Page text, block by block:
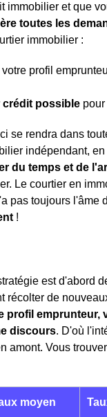
immobilier et que
toutes les
immobilier :
profil
crédit possible
se rendra dans
indépendant,
du temps et de
Le courtier en
pas toujours l'âme
!
est d'abord
récolter de
profil emprunteur,
discours. D'où
amont. Vous
moyen